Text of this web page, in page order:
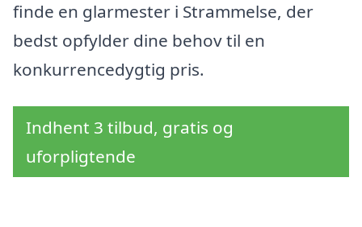
finde en glarmester i Strammelse, der
bedst opfylder dine behov til en
konkurrencedygtig pris.
Indhent 3 tilbud, gratis og
uforpligtende